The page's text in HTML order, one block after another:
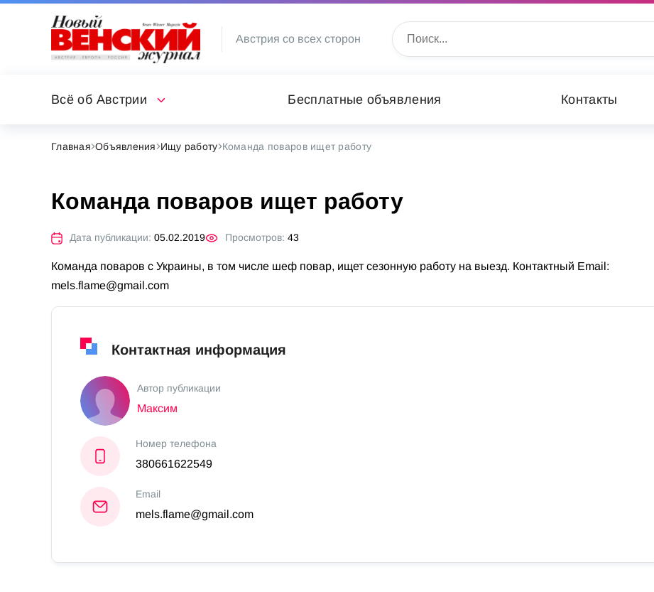
Австрия со всех сторон
Всё об Австрии Бесплатные объявления Контакты
Главная Объявления Ищу работу Команда поваров ищет работу
Команда поваров ищет работу
Дата публикации: 05.02.2019 Просмотров: 43
Команда поваров c Украины, в том числе шеф повар, ищет сезонную работу на выезд. Контактный Email:
mels.flame@gmail.com
Контактная информация
Автор публикации
Максим
Номер телефона
380661622549
Email
mels.flame@gmail.com